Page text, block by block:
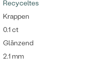
Recyceltes
Krappen
0.1 ct
Glänzend
2.1 mm